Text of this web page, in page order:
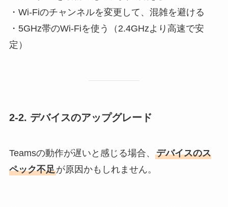
・Wi-Fiのチャンネルを変更して、混雑を避ける
・5GHz帯のWi-Fiを使う（2.4GHzより高速で安
定）
2-2. デバイスのアップグレード
Teamsの動作が遅いと感じる場合、 デバイスのス
ペック不足が原因かもしれません。